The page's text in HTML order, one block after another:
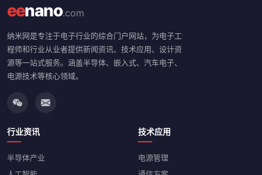
eenano.com
纳米网是专注于电子行业的综合门户网站，为电子工
程师和行业从业者提供新闻资讯、技术应用、设计资
源等一站式服务。涵盖半导体、嵌入式、汽车电子、
电源技术等核心领域。
行业资讯
半导体产业
技术应用
电源管理